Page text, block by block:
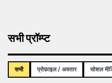
सभी प्रॉम्प्ट
सभी प्रोफ़ाइल / अवतार सोशल